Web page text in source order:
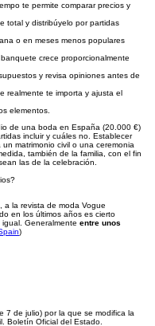
te permite comparar precios y
total y distribúyelo por partidas
o en meses menos populares
crece proporcionalmente
y revisa opiniones antes de
realmente te importa y ajusta el
elementos.
de una boda en España (20.000 €)
incluir y cuáles no. Establecer
matrimonio civil o una ceremonia
también de la familia, con el fin
las de la celebración.
a la revista de moda Vogue
en los últimos años es cierto
Generalmente entre unos
)
7 de julio) por la que se modifica la
Boletín Oficial del Estado.